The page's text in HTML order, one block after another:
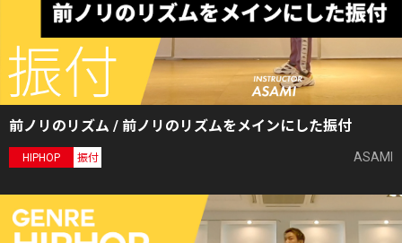
前ノリのリズム / 前ノリのリズムをメインにした振付
HIPHOP 振付 ASAMI